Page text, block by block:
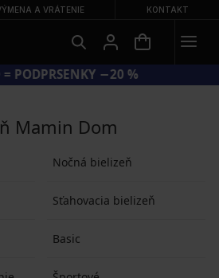
A VRÁTENIE KONTAKT
= PODPRSENKY −20 %
Mamin Dom
Nočná bielizeň
Sťahovacia bielizeň
Basic